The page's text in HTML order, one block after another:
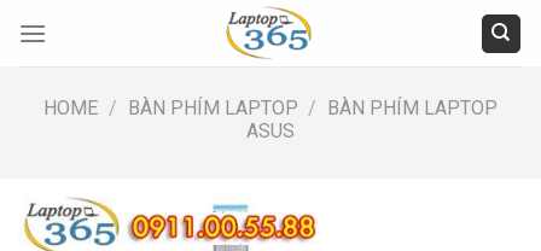
HOME / BÀN PHÍM LAPTOP / BÀN PHÍM LAPTOP
ASUS